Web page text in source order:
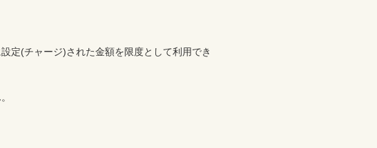
定(チャージ)された金額を限度として利用でき